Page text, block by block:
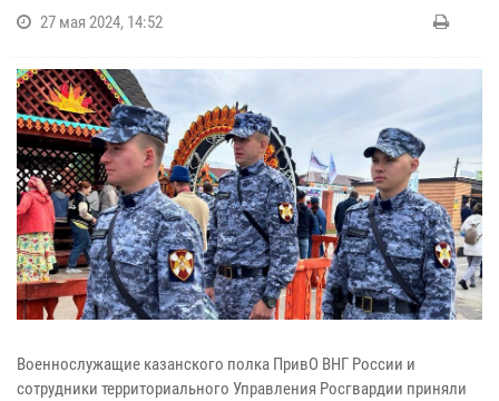
27 мая 2024, 14:52
Военнослужащие казанского полка ПривО ВНГ России и
сотрудники территориального Управления Росгвардии приняли